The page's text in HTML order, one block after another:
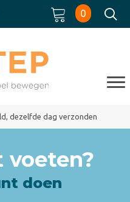
0
dezelfde dag verzonden
voeten?
doen